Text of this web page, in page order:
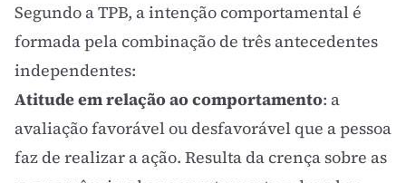
Segundo a TPB, a intenção comportamental é
formada pela combinação de três antecedentes
independentes:
Atitude em relação ao comportamento: a
avaliação favorável ou desfavorável que a pessoa
faz de realizar a ação. Resulta da crença sobre as